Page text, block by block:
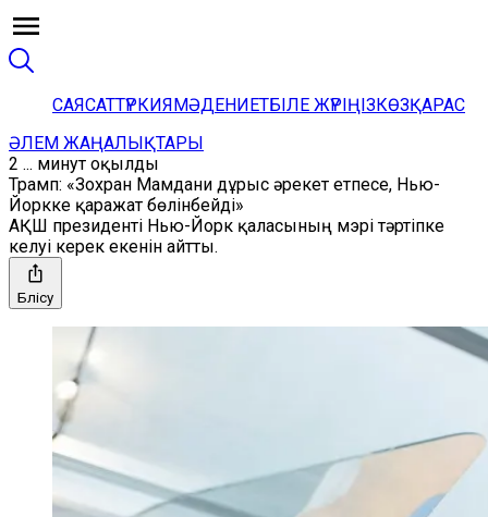
САЯСАТТҮРКИЯМӘДЕНИЕТБІЛЕ ЖҮРІҢІЗКӨЗҚАРАС
ӘЛЕМ ЖАҢАЛЫҚТАРЫ
2 ... минут оқылды
Трамп: «Зохран Мамдани дұрыс әрекет етпесе, Нью-
Йоркке қаражат бөлінбейді»
АҚШ президенті Нью-Йорк қаласының мэрі тәртіпке
келуі керек екенін айтты.
Бөлісу